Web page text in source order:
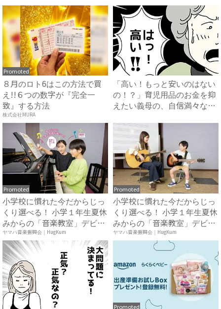
Promoted
８月のロト6はこの方法で買
え!!６つの数字が『完全一
致』する方法
株式会社MURA
「高い！もっと安いのはない
の！？」育児用品のお金を抑
えたい義母の、自信満々な提
Promoted
小学校に慣れた今だからじっ
くり選べる！ 小学１年生夏休
みからの「音楽教室」デビ
ュ...
ヤマハ音楽振興会｜HugKum
Promoted
小学校に慣れた今だからじっ
くり選べる！ 小学１年生夏休
みからの「音楽教室」デビ
ュ...
ヤマハ音楽振興会｜HugKum
Promoted